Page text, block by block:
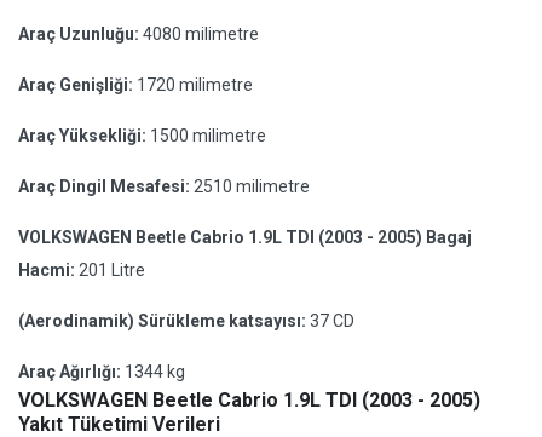
Araç Uzunluğu: 4080 milimetre
Araç Genişliği: 1720 milimetre
Araç Yüksekliği: 1500 milimetre
Araç Dingil Mesafesi: 2510 milimetre
VOLKSWAGEN Beetle Cabrio 1.9L TDI (2003 - 2005) Bagaj
Hacmi: 201 Litre
(Aerodinamik) Sürükleme katsayısı: 37 CD
Araç Ağırlığı: 1344 kg
VOLKSWAGEN Beetle Cabrio 1.9L TDI (2003 - 2005)
Yakıt Tüketimi Verileri